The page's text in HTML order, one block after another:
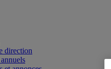
direction